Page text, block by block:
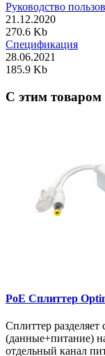
Руководство
21.12.2020
270.6 Kb
Спецификация
28.06.2021
185.9 Kb
C этим
PoE Сплиттер
Сплиттер
(данные+питание)
отдельный канал